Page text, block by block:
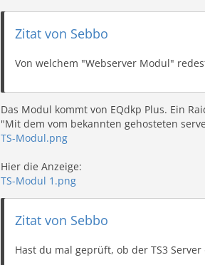
Zitat von Sebbo
Von welchem "Webserver Modul"
Das Modul kommt von EQdkp Plus. Ein
"Mit dem vom bekannten gehosteten
TS-Modul.png
Hier die Anzeige:
TS-Modul 1.png
Zitat von Sebbo
Hast du mal geprüft, ob der TS3